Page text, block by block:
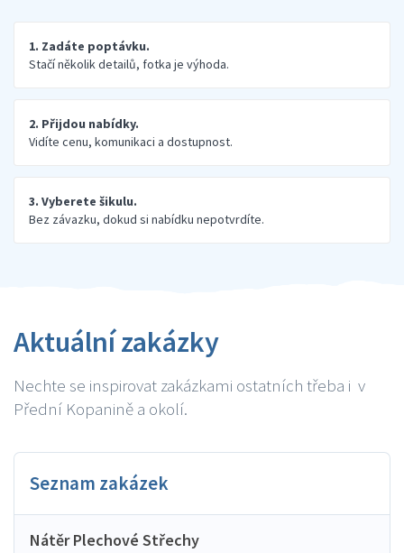
1. Zadáte poptávku.
Stačí několik detailů, fotka je výhoda.
2. Přijdou nabídky.
Vidíte cenu, komunikaci a dostupnost.
3. Vyberete šikulu.
Bez závazku, dokud si nabídku nepotvrdíte.
Aktuální zakázky
Nechte se inspirovat zakázkami ostatních třeba i v
Přední Kopanině a okolí.
Seznam zakázek
Nátěr Plechové Střechy